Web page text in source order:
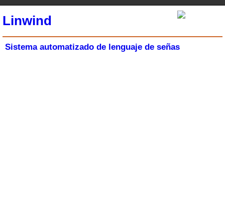
Linwind
Sistema automatizado de lenguaje de señas